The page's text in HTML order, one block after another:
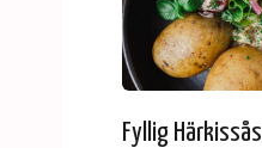
Fyllig Härkissås